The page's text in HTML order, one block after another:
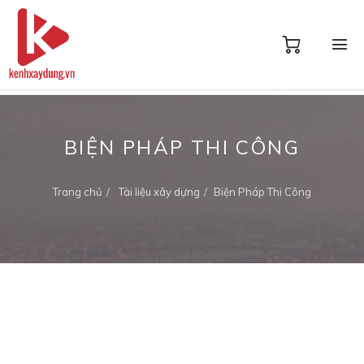
BIỆN PHÁP THI CÔNG
Trang chủ Tài liệu xây dựng Biện Pháp Thi Công